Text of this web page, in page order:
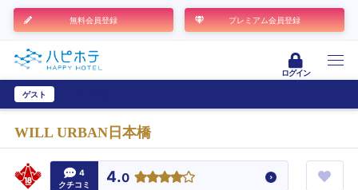
無料会員登録 プレミアム会員登録
ログイン
ゲスト
WILL URBAN日本橋
4
クチコミ
4.0